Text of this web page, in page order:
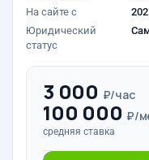
На сайте с
Юридический
статус
3 000 ₽/час
100 000 ₽/
средняя ставка